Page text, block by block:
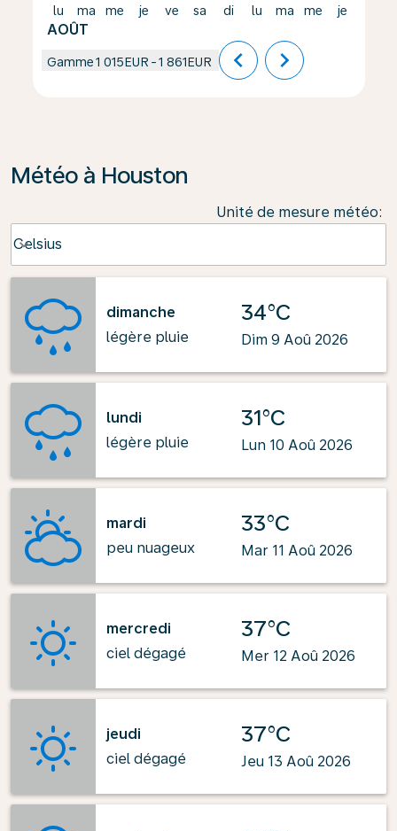
lu
AOÛT
ma me je ve sa di lu ma me je
Gamme1 015EUR -1 861EUR chevron_left chevron_right
Météo à Houston
Unité de mesure météo:
Celsius
keyboard_arrow_down
dimanche
légère pluie
34°C
Dim 9 Aoû 2026
lundi
légère pluie
31°C
Lun 10 Aoû 2026
mardi
peu nuageux
33°C
Mar 11 Aoû 2026
mercredi
ciel dégagé
37°C
Mer 12 Aoû 2026
jeudi
ciel dégagé
37°C
Jeu 13 Aoû 2026